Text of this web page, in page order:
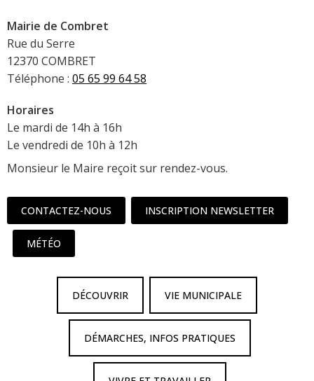
Mairie de Combret
Rue du Serre
12370 COMBRET
Téléphone : 05 65 99 64 58
Horaires
Le mardi de 14h à 16h
Le vendredi de 10h à 12h
Monsieur le Maire reçoit sur rendez-vous.
CONTACTEZ-NOUS INSCRIPTION NEWSLETTER
MÉTÉO
DÉCOUVRIR VIE MUNICIPALE
DÉMARCHES, INFOS PRATIQUES